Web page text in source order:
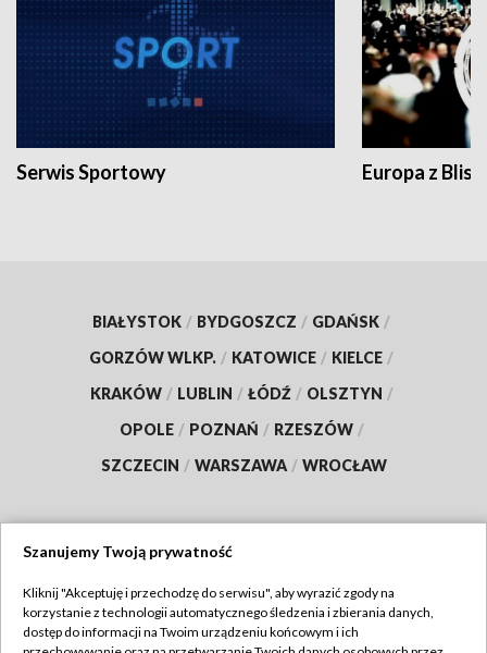
Serwis Sportowy Europa z
BIAŁYSTOK / BYDGOSZCZ / GDAŃSK /
GORZÓW WLKP. / KATOWICE / KIELCE /
KRAKÓW / LUBLIN / ŁÓDŹ / OLSZTYN /
OPOLE / POZNAŃ / RZESZÓW /
SZCZECIN / WARSZAWA / WROCŁAW
TVP
Szanujemy Twoją prywatność
Kliknij "Akceptuję i przechodzę do serwisu", aby wyrazić zgody na
korzystanie z technologii automatycznego śledzenia i zbierania danych,
dostęp do informacji na Twoim urządzeniu końcowym i ich